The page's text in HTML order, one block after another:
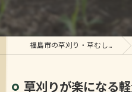
福島市の草刈り・草むしり・剪定ならグリーンハンズ
草刈りが楽になる